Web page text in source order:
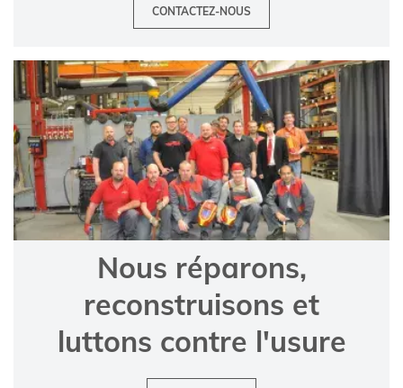
CONTACTEZ-NOUS
Nous réparons,
reconstruisons et
luttons contre l'usure